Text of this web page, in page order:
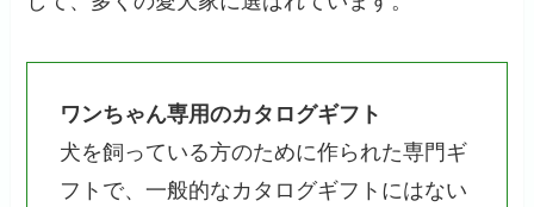
ワンちゃん専用のカタログギフト
犬を飼っている方のために作られた専門ギ
フトで、一般的なカタログギフトにはない